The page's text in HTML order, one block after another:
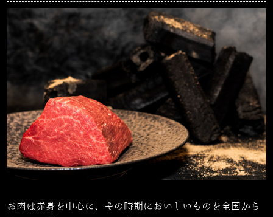
お肉は赤身を中心に、その時期においしいものを全国から